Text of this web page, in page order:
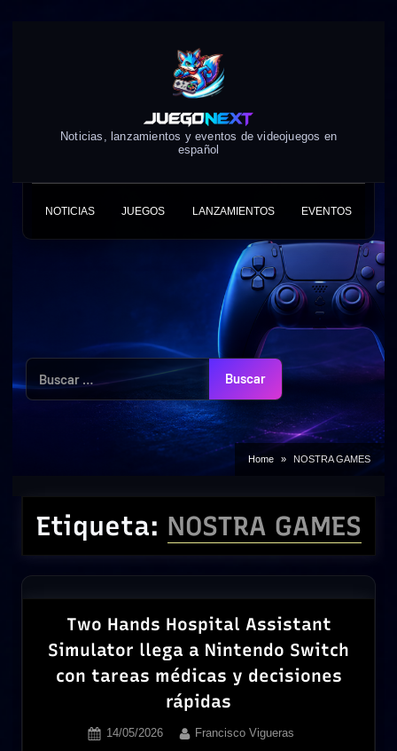
Noticias, lanzamientos y eventos de videojuegos en
español
NOTICIAS JUEGOS LANZAMIENTOS EVENTOS
Home NOSTRA GAMES
Etiqueta: NOSTRA GAMES
Two Hands Hospital Assistant
Simulator llega a Nintendo Switch
con tareas médicas y decisiones
rápidas
Posted
14/05/2026 By
Francisco Vigueras